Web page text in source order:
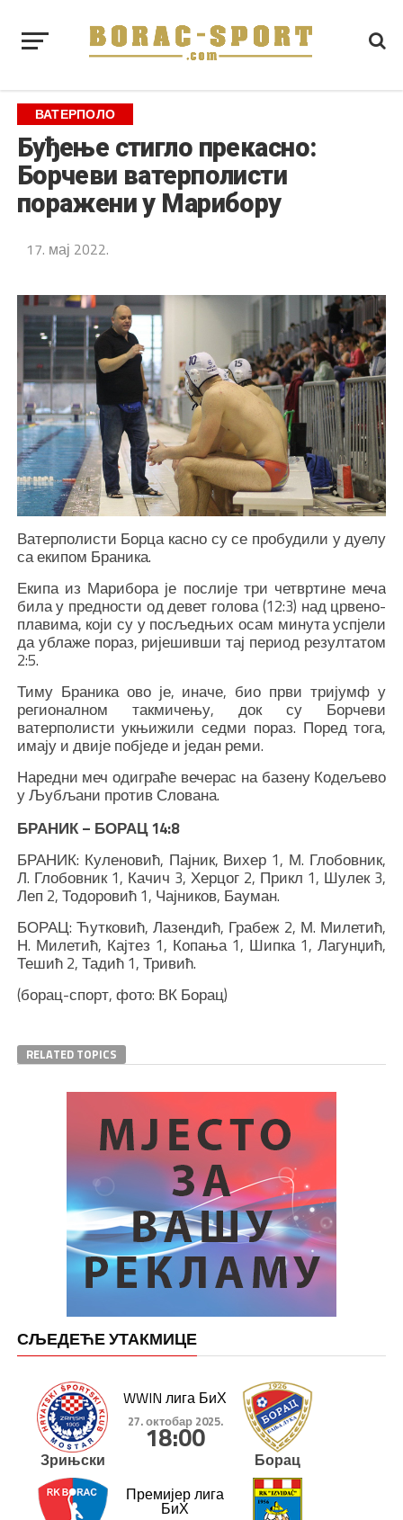
ВАТЕРПОЛО
Буђење стигло прекасно:
Борчеви ватерполисти
поражени у Марибору
17. мај 2022.
Ватерполисти Борца касно су се пробудили у дуелу
са екипом Браника.
Екипа из Марибора је послије три четвртине меча
била у предности од девет голова (12:3) над црвено-
плавима, који су у посљедњих осам минута успјели
да ублаже пораз, ријешивши тај период резултатом
2:5.
Тиму Браника ово је, иначе, био први тријумф у
регионалном такмичењу, док су Борчеви
ватерполисти укњижили седми пораз. Поред тога,
имају и двије побједе и један реми.
Наредни меч одиграће вечерас на базену Кодељево
у Љубљани против Слована.
БРАНИК – БОРАЦ 14:8
БРАНИК: Куленовић, Пајник, Вихер 1, М. Глобовник,
Л. Глобовник 1, Качич 3, Херцог 2, Прикл 1, Шулек 3,
Леп 2, Тодоровић 1, Чајников, Бауман.
БОРАЦ: Ћутковић, Лазендић, Грабеж 2, М. Милетић,
Н. Милетић, Кајтез 1, Копања 1, Шипка 1, Лагунџић,
Тешић 2, Тадић 1, Тривић.
(борац-спорт, фото: ВК Борац)
RELATED TOPICS
СЉЕДЕЋЕ УТАКМИЦЕ
Зрињски
WWIN лига БиХ
27. октобар 2025.
18:00
Борац
Премијер лига
БиХ